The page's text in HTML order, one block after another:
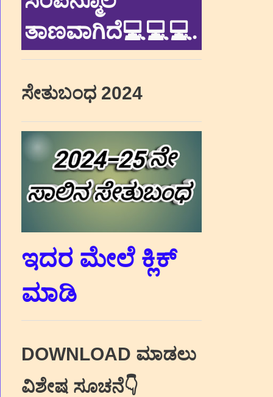
ತಾಣವಾಗಿದೆ💻💻💻.
ಸೇತುಬಂಧ 2024
ಇದರ ಮೇಲೆ ಕ್ಲಿಕ್‌
ಮಾಡಿ
DOWNLOAD ಮಾಡಲು
ವಿಶೇಷ ಸೂಚನೆ👇